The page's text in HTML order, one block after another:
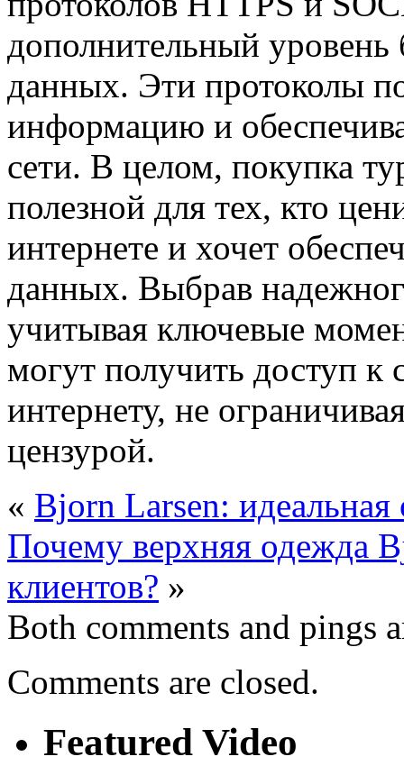
дополнительный уровень
данных. Эти протоколы
информацию и
сети. В целом, покупка
полезной для тех, кто
интернете и хочет
данных. Выбрав
учитывая ключевые
могут получить доступ к
интернету, не
цензурой.
« Bjorn Larsen:
Почему верхняя одежда
клиентов? »
Both comments and pings
Comments are closed.
Featured Video